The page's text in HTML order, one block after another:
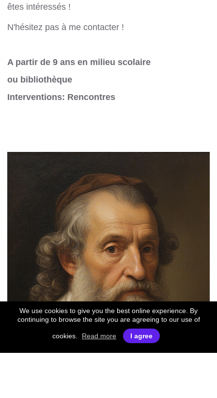
êtes intéressés !
N'hésitez pas à me contacter !
A partir de 9 ans en milieu scolaire
ou bibliothèque
Interventions: Rencontres
Mentions légales
We use cookies to give you the best online experience. By
continuing to browse the site you are agreeing to our use of
cookies. Read more I agree